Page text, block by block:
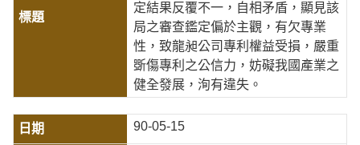
定結果反覆不一，自相矛盾，顯見該
局之審查鑑定偏於主觀，有欠專業
性，致龍昶公司專利權益受損，嚴重
斲傷專利之公信力，妨礙我國產業之
健全發展，洵有違失。
90-05-15